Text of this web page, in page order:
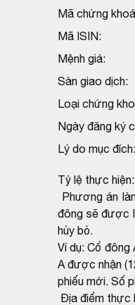
Mã chứng
Mã ISIN:
Mệnh giá:
Sàn giao dịch:
Loại chứng
Ngày đăng ký
Lý do mục đích:
Tỷ lệ thực
Phương án
đông sẽ được
hủy bỏ.
Ví dụ: Cổ
A được nhận
phiếu mới. Số
Địa điểm thực